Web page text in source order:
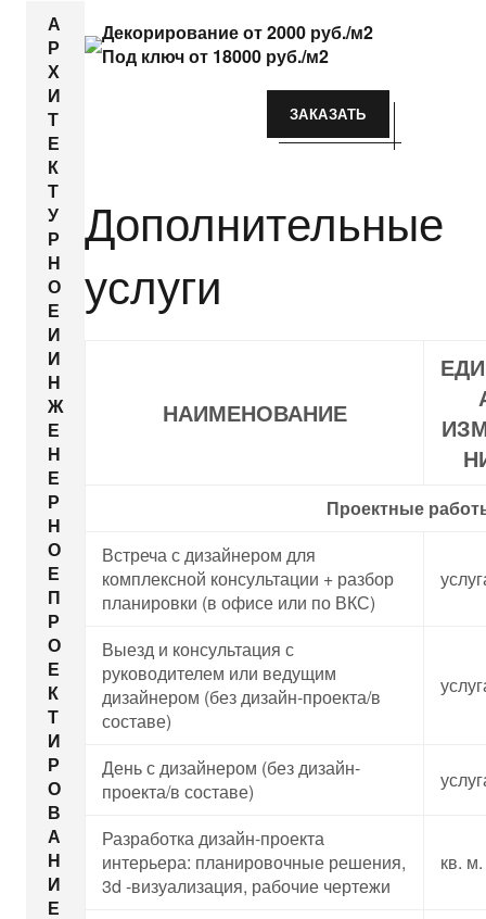
А
Р
Х
И
Т
Е
К
Т
У
Р
Н
О
Е
И
И
Н
Ж
Е
Н
Е
Р
Н
О
Е
П
Р
О
Е
К
Т
И
Р
О
В
А
Н
И
Е
Декорирование от 2000 руб./м2
Под ключ от 18000 руб./м2
ЗАКАЗАТЬ
Дополнительные
услуги
НАИМЕНОВАНИЕ
Проектные
Встреча с дизайнером для
комплексной консультации + разбор
планировки (в офисе или по ВКС)
Выезд и консультация с
руководителем или ведущим
дизайнером (без дизайн-проекта/в
составе)
День с дизайнером (без дизайн-
проекта/в составе)
Разработка дизайн-проекта
интерьера: планировочные решения,
3d -визуализация, рабочие чертежи
кв. м.